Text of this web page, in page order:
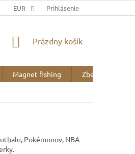
BLOG O NÁS
EUR Prihlásenie
NÁKUPNÝ
Prázdny košík
Magnet fishing
Zberateľské
Pokémonov, NBA